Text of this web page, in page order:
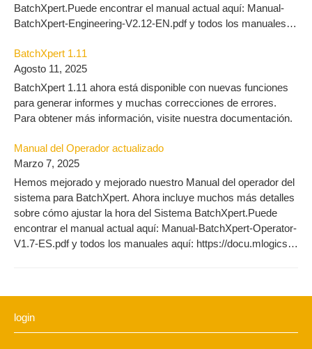
BatchXpert.Puede encontrar el manual actual aquí: Manual-
BatchXpert-Engineering-V2.12-EN.pdf y todos los manuales
2/engineering-2/
BatchXpert 1.11
Agosto 11, 2025
BatchXpert 1.11 ahora está disponible con nuevas funciones
para generar informes y muchas correcciones de errores.
Para obtener más información, visite nuestra documentación.
Manual del Operador actualizado
Marzo 7, 2025
Hemos mejorado y mejorado nuestro Manual del operador del
sistema para BatchXpert. Ahora incluye muchos más detalles
sobre cómo ajustar la hora del Sistema BatchXpert.Puede
encontrar el manual actual aquí: Manual-BatchXpert-Operator-
V1.7-ES.pdf y todos los manuales aquí: https://docu.mlogics-
login